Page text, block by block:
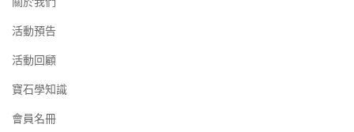
活動預告
活動回顧
寶石學知識
會員名冊